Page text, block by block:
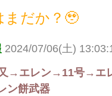
まだか？🥹
2024/07/06(土)
→エレン→11号→エ
ン餅武器